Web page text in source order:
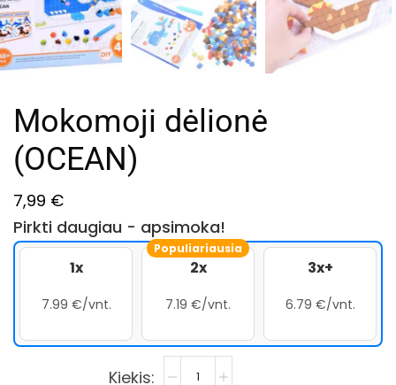
Mokomoji dėlionė
(OCEAN)
7,99 €
Pirkti daugiau - apsimoka!
1x
7.99 €/vnt.
2x
7.19 €/vnt.
Populiariausia
3x+
6.79 €/vnt.